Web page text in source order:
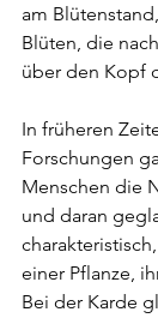
am
Blüten, die
über den Kopf
In früheren
Forschungen
Menschen die
und daran
einer Pflanze,
Bei der Karde